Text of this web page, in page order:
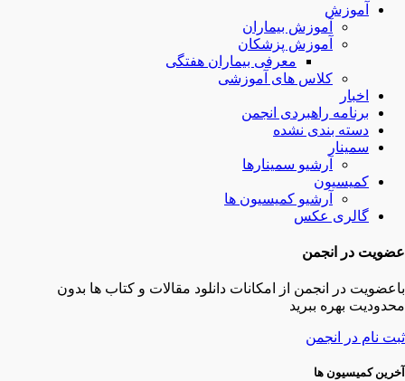
آموزش
آموزش بیماران
آموزش پزشکان
معرفی بیماران هفتگی
کلاس های آموزشی
اخبار
برنامه راهبردی انجمن
دسته بندی نشده
سمینار
آرشیو سمینارها
کمیسیون
آرشیو کمیسیون ها
گالری عکس
عضویت در انجمن
باعضویت در انجمن از امکانات دانلود مقالات و کتاب ها بدون
محدودیت بهره ببرید
ثبت نام در انجمن
آخرین کمیسیون ها